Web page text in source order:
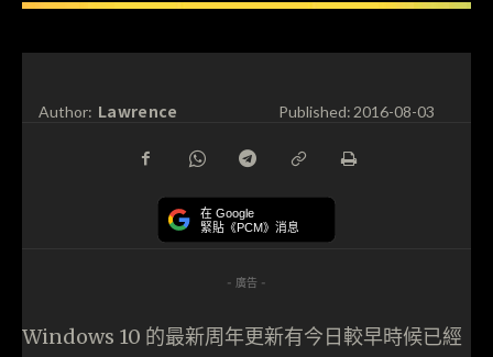
Author: Lawrence Published:2016-08-03
在 Google
緊貼《PCM》消息
- 廣告 -
Windows 10 的最新周年更新有今日較早時候已經